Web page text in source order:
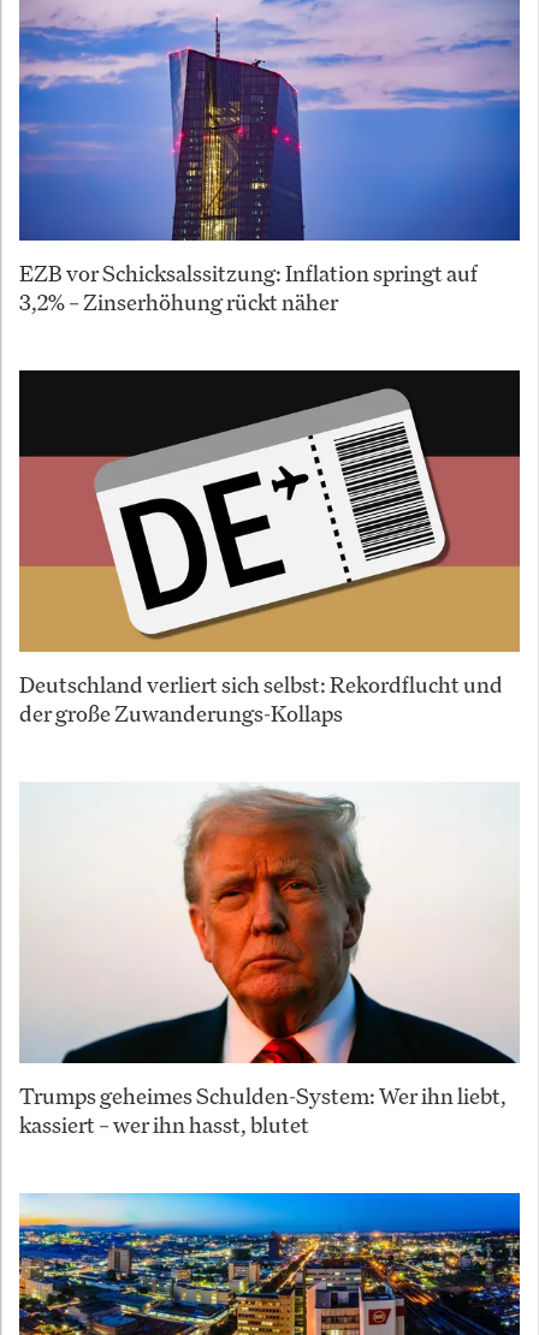
EZB vor Schicksalssitzung: Inflation springt auf
3,2% – Zinserhöhung rückt näher
Deutschland verliert sich selbst: Rekordflucht und
der große Zuwanderungs-Kollaps
Trumps geheimes Schulden-System: Wer ihn liebt,
kassiert – wer ihn hasst, blutet